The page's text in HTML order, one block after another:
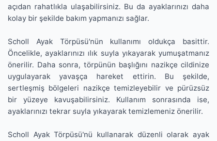
açıdan rahatlıkla ulaşabilirsiniz. Bu da ayaklarınızı daha
kolay bir şekilde bakım yapmanızı sağlar.
Scholl Ayak Törpüsü'nün kullanımı oldukça basittir.
Öncelikle, ayaklarınızı ılık suyla yıkayarak yumuşatmanız
önerilir. Daha sonra, törpünün başlığını nazikçe cildinize
uygulayarak yavaşça hareket ettirin. Bu şekilde,
sertleşmiş bölgeleri nazikçe temizleyebilir ve pürüzsüz
bir yüzeye kavuşabilirsiniz. Kullanım sonrasında ise,
ayaklarınızı tekrar suyla yıkayarak temizlemeniz önerilir.
Scholl Ayak Törpüsü'nü kullanarak düzenli olarak ayak